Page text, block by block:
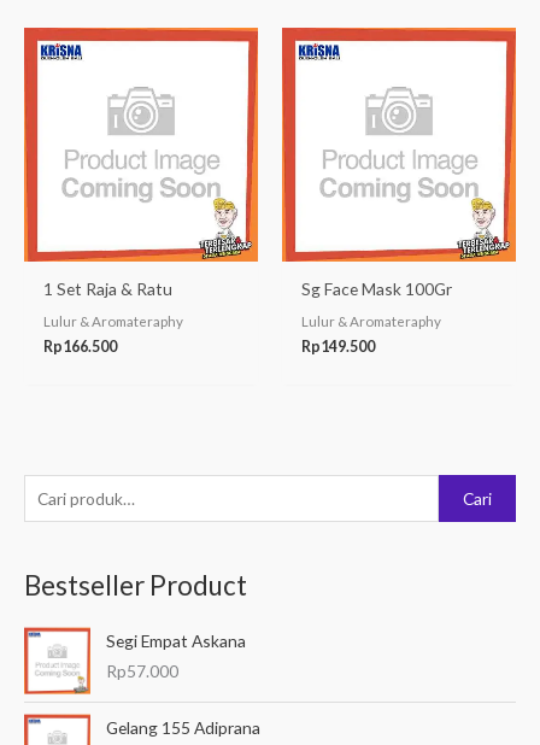
e
c
a
Cari
Bestseller Product
Segi Empat Askana
Rp57.000
Gelang 155 Adiprana
1 Set Raja & Ratu
Lulur & Aromateraphy
Rp166.500
Sg Face Mask 100Gr
Lulur & Aromateraphy
Rp149.500